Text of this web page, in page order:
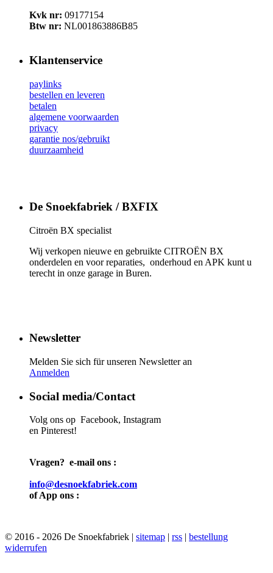
Kvk nr: 09177154
Btw nr: NL001863886B85
Klantenservice
paylinks
bestellen en leveren
betalen
algemene voorwaarden
privacy
garantie nos/gebruikt
duurzaamheid
De Snoekfabriek / BXFIX
Citroën BX specialist
Wij verkopen nieuwe en gebruikte CITROËN BX
onderdelen en voor reparaties, onderhoud en APK kunt u
terecht in onze garage in Buren.
Newsletter
Melden Sie sich für unseren Newsletter an
Anmelden
Social media/Contact
Volg ons op Facebook, Instagram
en Pinterest!
Vragen? e-mail ons :
info@desnoekfabriek.com
of App ons :
© 2016 - 2026 De Snoekfabriek | sitemap | rss | bestellung
widerrufen